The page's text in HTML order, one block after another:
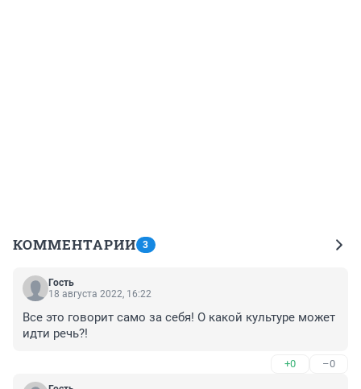
КОММЕНТАРИИ 3
Гость
18 августа 2022, 16:22
Все это говорит само за себя! О какой культуре может
идти речь?!
+0 –0